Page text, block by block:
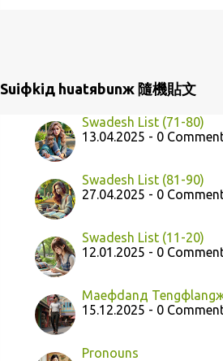
Suiфkiд huatяbunж 隨機貼文
Swadesh List (71-80)
13.04.2025 - 0
Swadesh List (81-90)
27.04.2025 - 0
Swadesh List (11-20)
12.01.2025 - 0
Maeфdanд
15.12.2025 - 0
Pronouns